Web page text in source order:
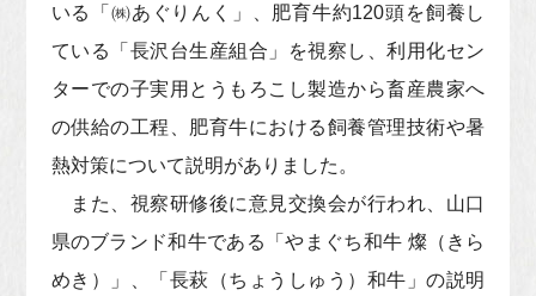
いる「㈱あぐりんく」、肥育牛約120頭を飼養し
ている「長沢台生産組合」を視察し、利用化セン
ターでの子実用とうもろこし製造から畜産農家へ
の供給の工程、肥育牛における飼養管理技術や暑
熱対策について説明がありました。
また、視察研修後に意見交換会が行われ、山口
県のブランド和牛である「やまぐち和牛 燦（きら
めき）」、「長萩（ちょうしゅう）和牛」の説明